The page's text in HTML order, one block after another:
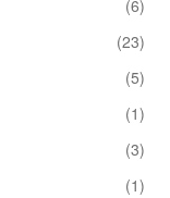
(6)
(23)
(5)
(1)
(3)
(1)